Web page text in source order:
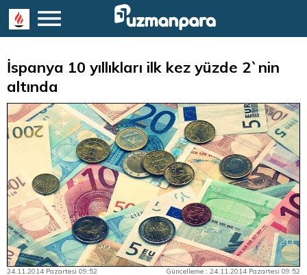
İspanya 10 yıllıkları ilk kez yüzde 2`nin
altında
24.11.2014 Pazartesi 09:52 Güncelleme : 24.11.2014 Pazartesi 09:52